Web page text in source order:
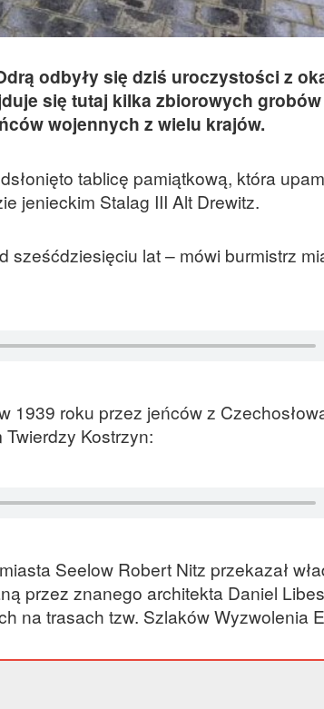
odbyły się dziś uroczystości z
się tutaj kilka zbiorowych
wojennych z wielu krajów.
tablicę pamiątkową, która
jenieckim Stalag III Alt Drewitz.
sześćdziesięciu lat – mówi burmistrz
1939 roku przez jeńców z
Kostrzyn:
Seelow Robert Nitz przekazał
przez znanego architekta Daniel
na trasach tzw. Szlaków Wyzwolenia